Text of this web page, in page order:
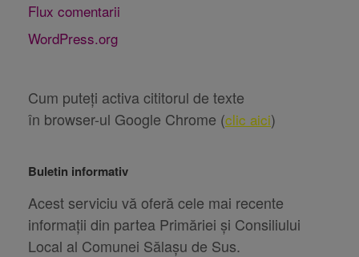
Flux comentarii
WordPress.org
Cum puteți activa cititorul de texte
în browser-ul Google Chrome (clic aici)
Buletin informativ
Acest serviciu vă oferă cele mai recente
informații din partea Primăriei și Consiliului
Local al Comunei Sălașu de Sus.